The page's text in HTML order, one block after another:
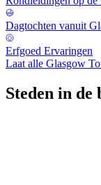
Dagtochten vanuit
Erfgoed Ervaringen
Laat alle Glasgow
Steden in de